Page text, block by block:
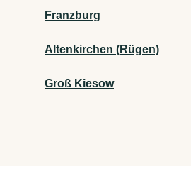
Franzburg
Altenkirchen (Rügen)
Groß Kiesow